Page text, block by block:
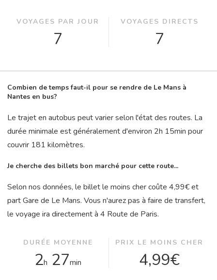
VOYAGES PAR JOUR
7
VOYAGES DIRECTS
7
Combien de temps faut-il pour se rendre de Le Mans à
Nantes en bus?
Le trajet en autobus peut varier selon l'état des routes. La
durée minimale est généralement d'environ 2h 15min pour
couvrir 181 kilomètres.
Je cherche des billets bon marché pour cette route...
Selon nos données, le billet le moins cher coûte 4,99€ et
part Gare de Le Mans. Vous n'aurez pas à faire de transfert,
le voyage ira directement à 4 Route de Paris.
DURÉE MOYENNE
2h 27min
PRIX LE MOINS CHER
4,99€